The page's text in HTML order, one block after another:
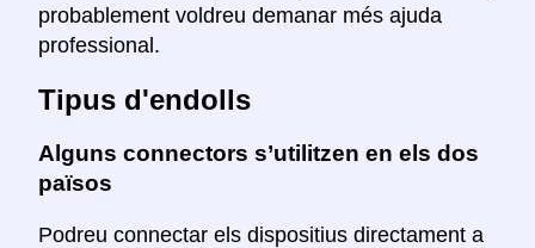
probablement voldreu demanar més ajuda
professional.
Tipus d'endolls
Alguns connectors s’utilitzen en els dos
països
Podreu connectar els dispositius directament a